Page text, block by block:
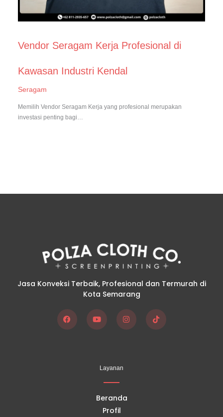
Vendor Seragam Kerja Profesional di
Kawasan Industri Kendal
Seragam
Memilih Vendor Seragam Kerja yang profesional merupakan
investasi penting bagi…
Jasa Konveksi Terbaik, Profesional dan Termurah di
Kota Semarang
F
a
Y
o
I
n
T
i
Layanan
Beranda
Profil